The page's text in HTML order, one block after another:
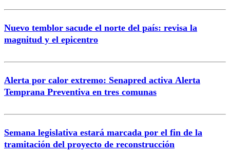
Nuevo temblor sacude el norte del país: revisa la
magnitud y el epicentro
Alerta por calor extremo: Senapred activa Alerta
Temprana Preventiva en tres comunas
Semana legislativa estará marcada por el fin de la
tramitación del proyecto de reconstrucción